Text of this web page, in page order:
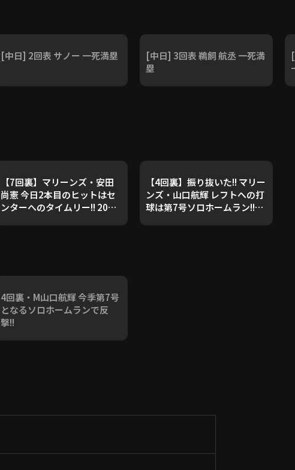
[中日] 2回表 サノー 一死満塁
[中日] 3回表 鵜飼 航丞 一死満
塁
【7回裏】マリーンズ・安田
尚憲 今日2本目のヒットはセ
ンターへのタイムリー!! 2026
【4回裏】振り抜いた!! マリー
ンズ・山口航輝 レフトへの打
球は第7号ソロホームラン!!
4回裏・M山口航輝 今季第7号
となるソロホームランで反
撃!!